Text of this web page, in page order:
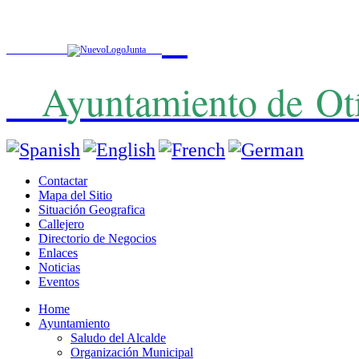
Ayuntamiento de
Contactar
Mapa del Sitio
Situación Geografica
Callejero
Directorio de Negocios
Enlaces
Noticias
Eventos
Home
Ayuntamiento
Saludo del Alcalde
Organización Municipal